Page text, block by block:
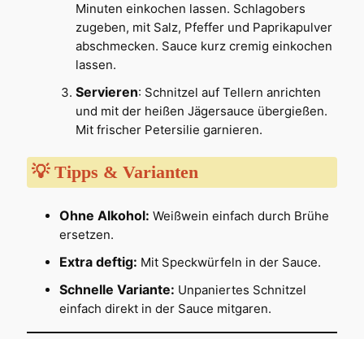
Minuten einkochen lassen. Schlagobers
zugeben, mit Salz, Pfeffer und Paprikapulver
abschmecken. Sauce kurz cremig einkochen
lassen.
Servieren: Schnitzel auf Tellern anrichten
und mit der heißen Jägersauce übergießen.
Mit frischer Petersilie garnieren.
💡 Tipps & Varianten
Ohne Alkohol: Weißwein einfach durch Brühe
ersetzen.
Extra deftig: Mit Speckwürfeln in der Sauce.
Schnelle Variante: Unpaniertes Schnitzel
einfach direkt in der Sauce mitgaren.